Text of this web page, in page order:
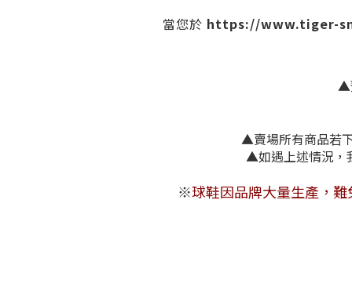
當您於 https://www.tiger-
▲
▲賣場所有商品若
▲如遇上述
※球鞋因品牌大量生產，難